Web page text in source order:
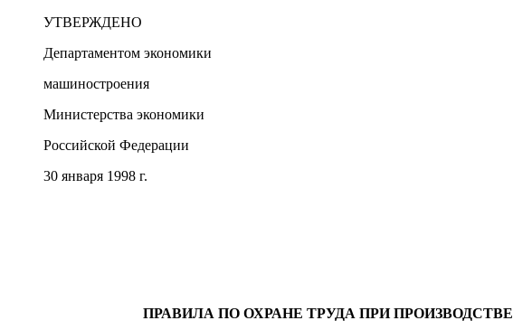
УТВЕРЖДЕНО
Департаментом экономики
машиностроения
Министерства экономики
Российской Федерации
30 января 1998 г.
ПРАВИЛА ПО ОХРАНЕ ТРУДА ПРИ ПРОИЗВОДСТВЕ